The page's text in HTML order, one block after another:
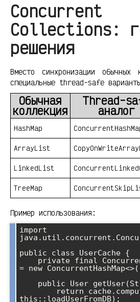
Concurrent
Collections:
решения
Вместо синхронизации обычных
специальные thread-safe
Обычная
коллекция
Thread-
аналог
HashMap
ArrayList
LinkedList
TreeMap
Пример использования:
import
public class UserCache {
private final
= new
this::loadUserFromDB);